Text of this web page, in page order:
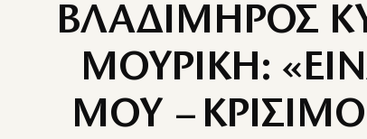
ΒΛΑΔΙΜΗΡΟΣ
ΜΟΥΡΙΚΗ:
ΜΟΥ –